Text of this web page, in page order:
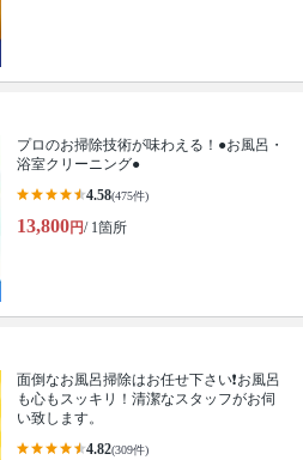
プロのお掃除技術が味わえる！●お風呂・
浴室クリーニング●
4.58(475件)
13,800円/ 1箇所
面倒なお風呂掃除はお任せ下さい❗️お風呂
も心もスッキリ！清潔なスタッフがお伺
い致します。
4.82(309件)